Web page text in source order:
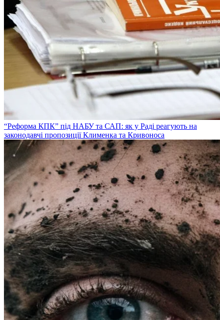
“Реформа КПК” під НАБУ та САП: як у Раді реагують на
законодавчі пропозиції Клименка та Кривоноса